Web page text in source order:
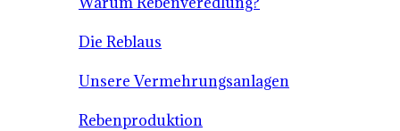
Die Reblaus
Unsere Vermehrungsanlagen
Rebenproduktion